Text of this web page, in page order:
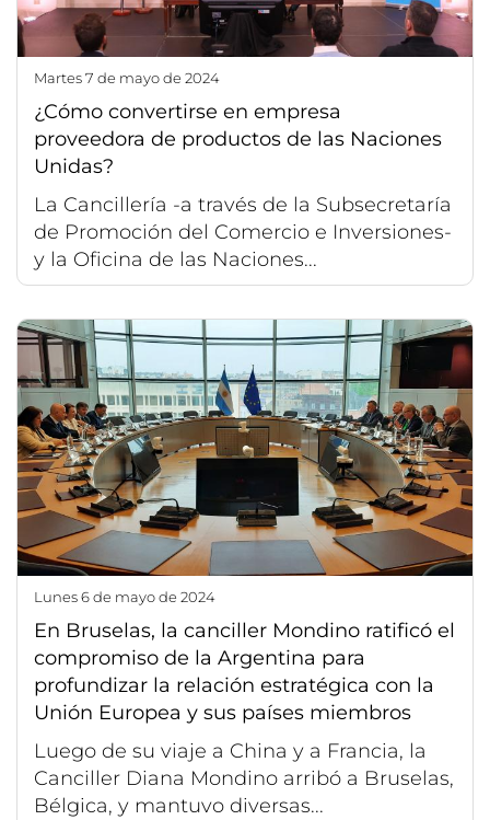
martes 7 de mayo de 2024
¿Cómo convertirse en empresa
proveedora de productos de las Naciones
Unidas?
La Cancillería -a través de la Subsecretaría
de Promoción del Comercio e Inversiones-
y la Oficina de las Naciones...
lunes 6 de mayo de 2024
En Bruselas, la canciller Mondino ratificó el
compromiso de la Argentina para
profundizar la relación estratégica con la
Unión Europea y sus países miembros
Luego de su viaje a China y a Francia, la
Canciller Diana Mondino arribó a Bruselas,
Bélgica, y mantuvo diversas...